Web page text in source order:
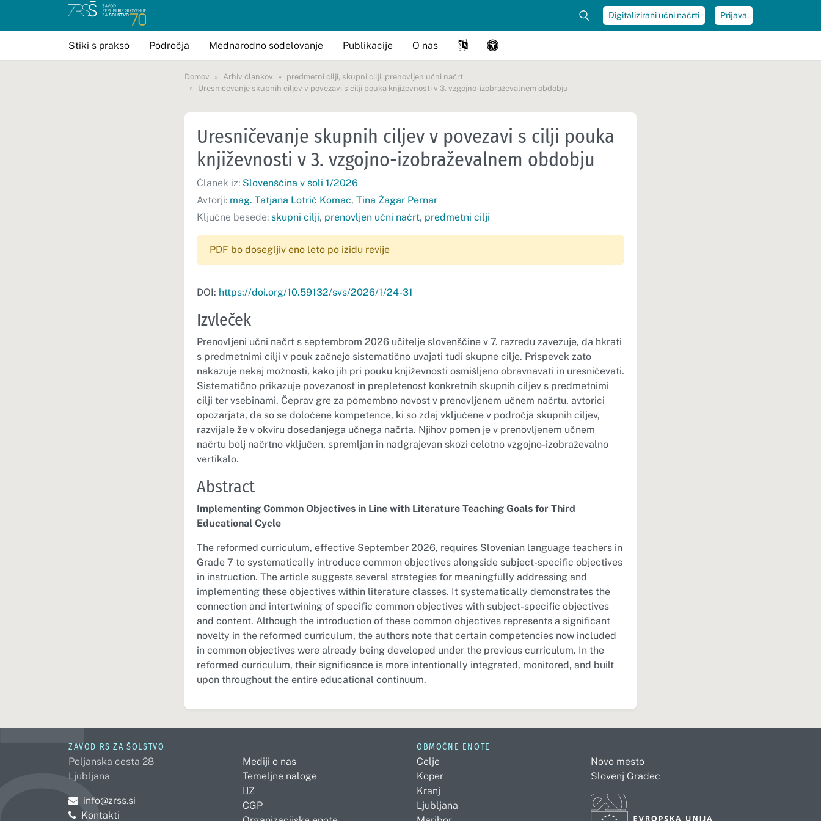
Digitalizirani učni načrti Prijava
Stiki s prakso Področja Mednarodno sodelovanje Publikacije O nas
Domov Arhiv člankov predmetni cilji, skupni cilji, prenovljen učni načrt
Uresničevanje skupnih ciljev v povezavi s cilji pouka književnosti v 3. vzgojno-izobraževalnem obdobju
Uresničevanje skupnih ciljev v povezavi s cilji pouka
književnosti v 3. vzgojno-izobraževalnem obdobju
Članek iz: Slovenščina v šoli 1/2026
Avtorji: mag. Tatjana Lotrič Komac, Tina Žagar Pernar
Ključne besede: skupni cilji, prenovljen učni načrt, predmetni cilji
PDF bo dosegljiv eno leto po izidu revije
DOI: https://doi.org/10.59132/svs/2026/1/24-31
Izvleček
Prenovljeni učni načrt s septembrom 2026 učitelje slovenščine v 7. razredu zavezuje, da hkrati
s predmetnimi cilji v pouk začnejo sistematično uvajati tudi skupne cilje. Prispevek zato
nakazuje nekaj možnosti, kako jih pri pouku književnosti osmišljeno obravnavati in uresničevati.
Sistematično prikazuje povezanost in prepletenost konkretnih skupnih ciljev s predmetnimi
cilji ter vsebinami. Čeprav gre za pomembno novost v prenovljenem učnem načrtu, avtorici
opozarjata, da so se določene kompetence, ki so zdaj vključene v področja skupnih ciljev,
razvijale že v okviru dosedanjega učnega načrta. Njihov pomen je v prenovljenem učnem
načrtu bolj načrtno vključen, spremljan in nadgrajevan skozi celotno vzgojno-izobraževalno
vertikalo.
Abstract
Implementing Common Objectives in Line with Literature Teaching Goals for Third
Educational Cycle
The reformed curriculum, effective September 2026, requires Slovenian language teachers in
Grade 7 to systematically introduce common objectives alongside subject-specific objectives
in instruction. The article suggests several strategies for meaningfully addressing and
implementing these objectives within literature classes. It systematically demonstrates the
connection and intertwining of specific common objectives with subject-specific objectives
and content. Although the introduction of these common objectives represents a significant
novelty in the reformed curriculum, the authors note that certain competencies now included
in common objectives were already being developed under the previous curriculum. In the
reformed curriculum, their significance is more intentionally integrated, monitored, and built
upon throughout the entire educational continuum.
ZAVOD RS ZA ŠOLSTVO
Poljanska cesta 28
Ljubljana
Pošljite e-mail na
info@zrss.si
Kontakti
Mediji o nas
Temeljne naloge
IJZ
CGP
OBMOČNE ENOTE
Celje
Koper
Kranj
Ljubljana
Novo mesto
Slovenj Gradec